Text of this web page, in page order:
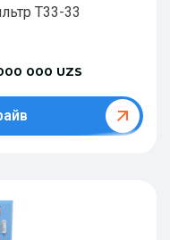
T33-33
000 UZS